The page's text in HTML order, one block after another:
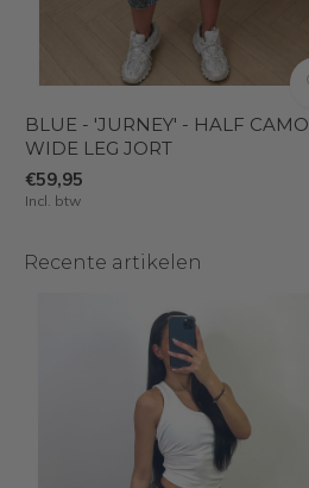
BLUE - 'JURNEY' - HALF CAMO
WIDE LEG JORT
€59,95
Incl. btw
Recente artikelen